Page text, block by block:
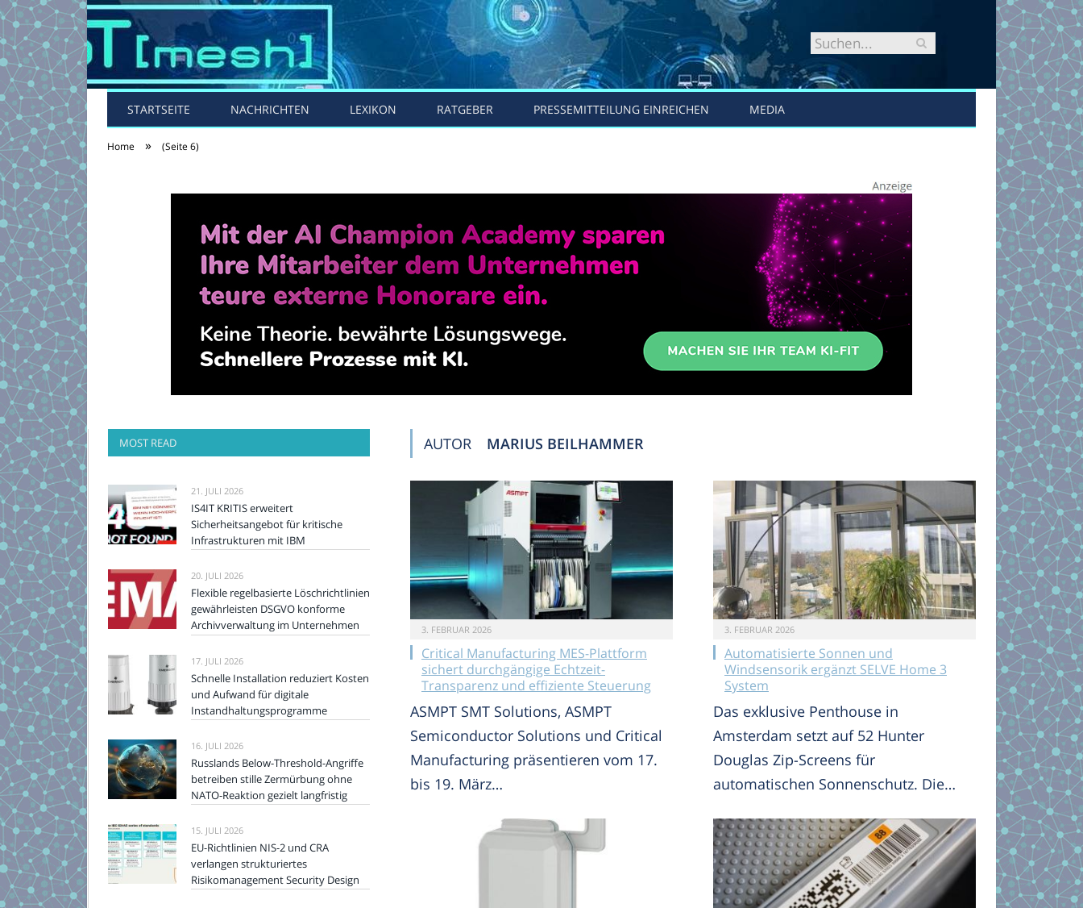
STARTSEITE NACHRICHTEN LEXIKON RATGEBER PRESSEMITTEILUNG EINREICHEN MEDIA
Home » (Seite 6)
AUTOR MARIUS BEILHAMMER
3. FEBRUAR 2026
Critical Manufacturing MES-Plattform
sichert durchgängige Echtzeit-
Transparenz und effiziente Steuerung
ASMPT SMT Solutions, ASMPT
Semiconductor Solutions und Critical
Manufacturing präsentieren vom 17.
bis 19. März…
3. FEBRUAR 2026
Automatisierte Sonnen und
Windsensorik ergänzt SELVE Home 3
System
Das exklusive Penthouse in
Amsterdam setzt auf 52 Hunter
Douglas Zip-Screens für
automatischen Sonnenschutz. Die…
MOST READ
21. JULI 2026
IS4IT KRITIS erweitert
Sicherheitsangebot für kritische
Infrastrukturen mit IBM
20. JULI 2026
Flexible regelbasierte Löschrichtlinien
gewährleisten DSGVO konforme
Archivverwaltung im Unternehmen
17. JULI 2026
Schnelle Installation reduziert Kosten
und Aufwand für digitale
Instandhaltungsprogramme
16. JULI 2026
Russlands Below-Threshold-Angriffe
betreiben stille Zermürbung ohne
NATO-Reaktion gezielt langfristig
15. JULI 2026
EU-Richtlinien NIS-2 und CRA
verlangen strukturiertes
Risikomanagement Security Design